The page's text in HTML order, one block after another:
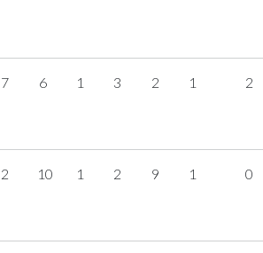
7 6 1 3 2 1 2
2 10 1 2 9 1 0